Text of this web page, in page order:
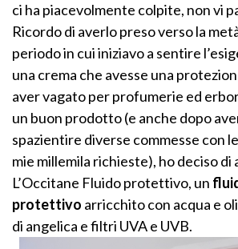
ci ha piacevolmente colpite, non vi
Ricordo di averlo preso verso la
periodo in cui iniziavo a sentire
una crema che avesse una
aver vagato per profumerie ed
un buon prodotto (e anche dopo
spazientire diverse commesse con le
mie millemila richieste), ho deciso di
L’Occitane Fluido protettivo, un
protettivo arricchito con acqua e
di angelica e filtri UVA e UVB.